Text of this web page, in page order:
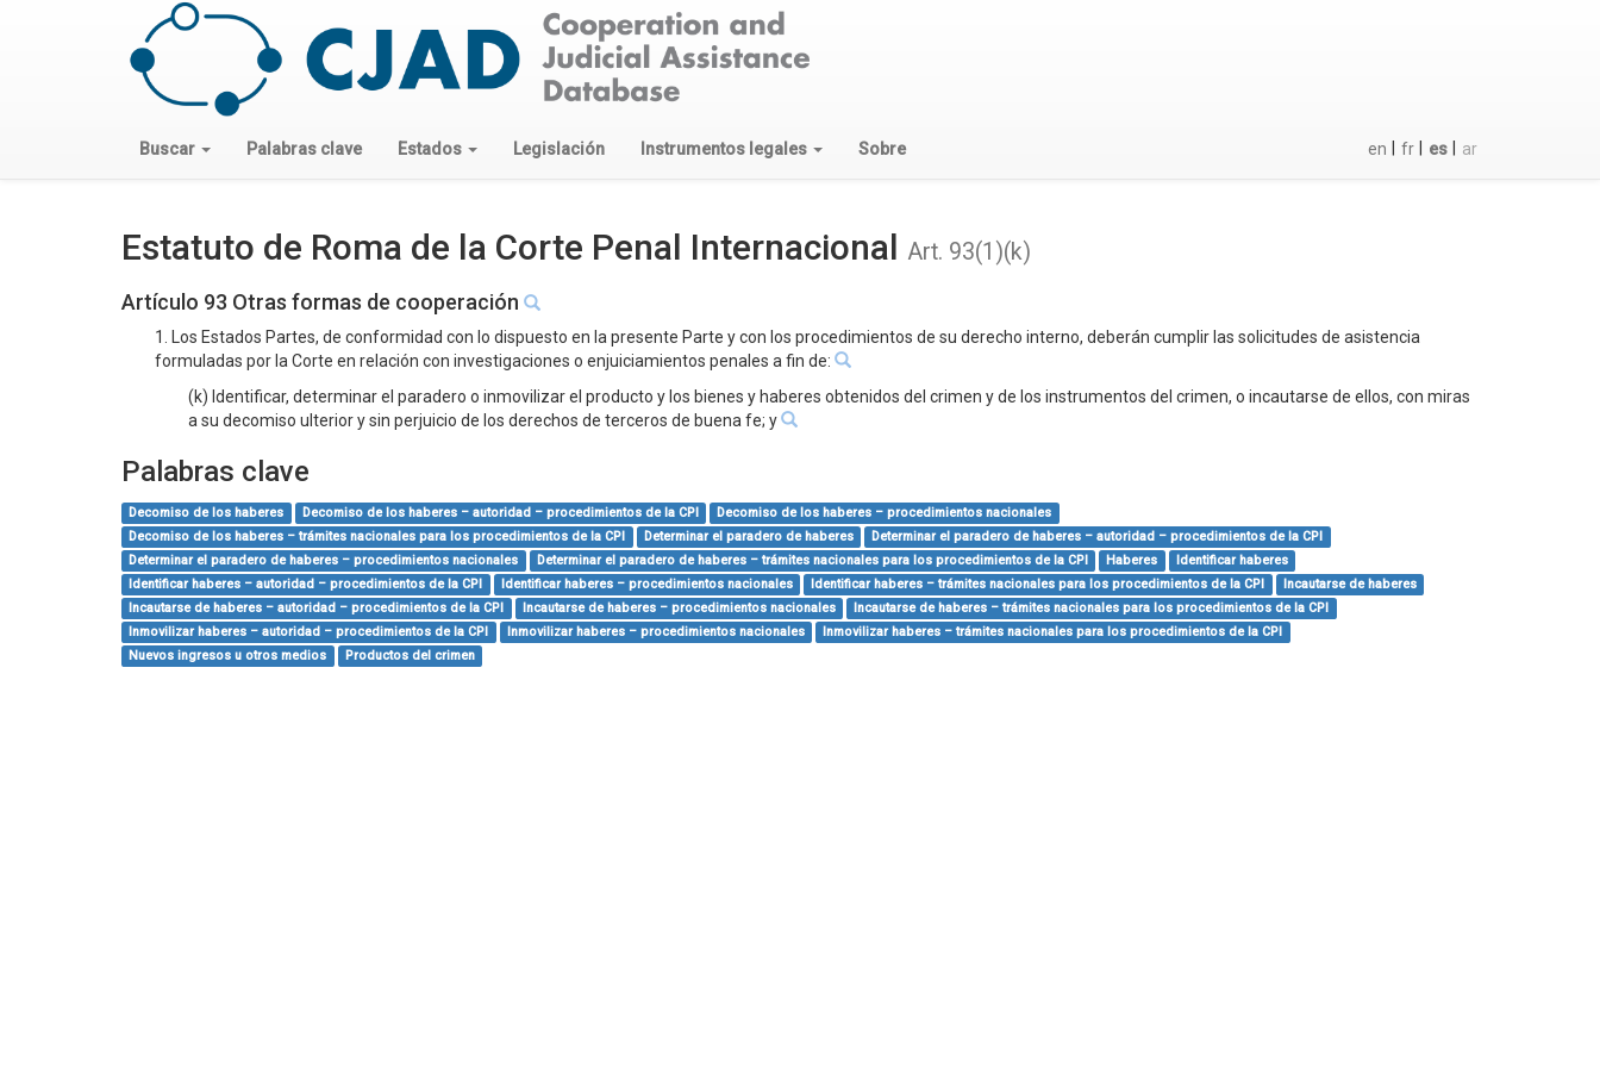
Buscar Palabras clave Estados Legislación Instrumentos legales Sobre en fr es ar
Estatuto de Roma de la Corte Penal Internacional Art. 93(1)(k)
Artículo 93 Otras formas de cooperación
1. Los Estados Partes, de conformidad con lo dispuesto en la presente Parte y con los procedimientos de su derecho interno, deberán cumplir las solicitudes de asistencia
formuladas por la Corte en relación con investigaciones o enjuiciamientos penales a fin de:
(k) Identificar, determinar el paradero o inmovilizar el producto y los bienes y haberes obtenidos del crimen y de los instrumentos del crimen, o incautarse de ellos, con miras
a su decomiso ulterior y sin perjuicio de los derechos de terceros de buena fe; y
Palabras clave
Decomiso de los haberes Decomiso de los haberes – autoridad – procedimientos de la CPI
Decomiso de los haberes – procedimientos nacionales
Decomiso de los haberes – trámites nacionales para los procedimientos de la CPI
Determinar el paradero de haberes
Determinar el paradero de haberes – autoridad – procedimientos de la CPI
Determinar el paradero de haberes – procedimientos nacionales
Determinar el paradero de haberes – trámites nacionales para los procedimientos de la CPI Haberes
Identificar haberes
Identificar haberes – autoridad – procedimientos de la CPI
Identificar haberes – procedimientos nacionales Identificar haberes – trámites nacionales para los procedimientos de la CPI
Incautarse de haberes
Incautarse de haberes – autoridad – procedimientos de la CPI
Incautarse de haberes – procedimientos nacionales
Incautarse de haberes – trámites nacionales para los procedimientos de la CPI
Inmovilizar haberes – autoridad – procedimientos de la CPI
Inmovilizar haberes – procedimientos nacionales
Inmovilizar haberes – trámites nacionales para los procedimientos de la CPI
Nuevos ingresos u otros medios
Productos del crimen